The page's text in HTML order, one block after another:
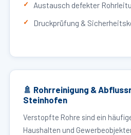
Austausch defekter
Druckprüfung &
🚿 Rohrreinigung &
Steinhofen
Verstopfte Rohre sind ein
Haushalten und